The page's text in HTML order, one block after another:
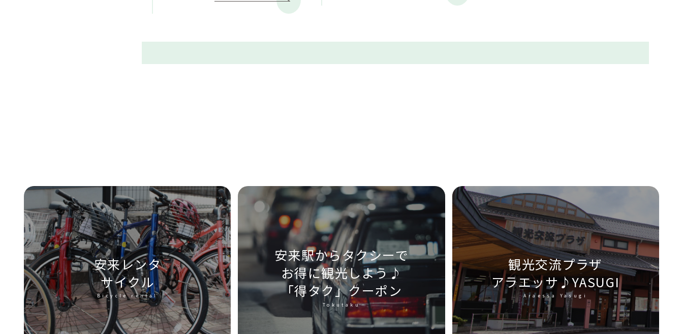
安来レンタ
サイクル
Bicycle rental
安来駅からタクシーで
お得に観光しよう♪
「得タク」クーポン
Tokutaku
観光交流プラザ
アラエッサ♪YASUGI
Araessa Yasugi